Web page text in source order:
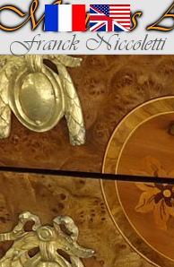
Franck Niccoletti